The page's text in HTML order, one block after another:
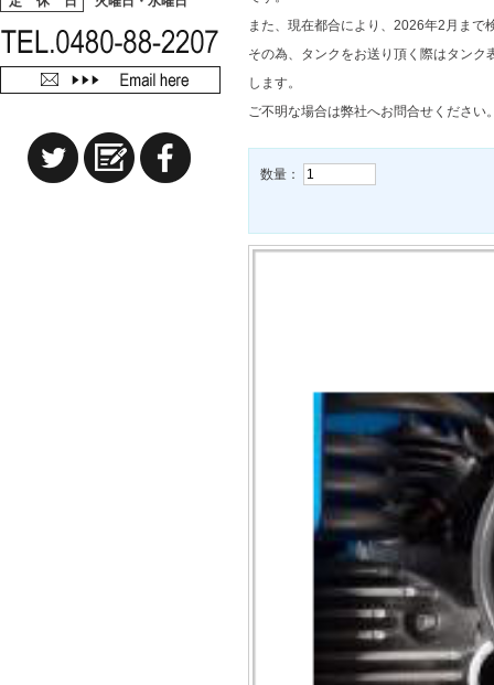
また、現在都合により、2026年2月まで
その為、タンクをお送り頂く際はタン
します。
ご不明な場合は弊社へお問合せください
数量：